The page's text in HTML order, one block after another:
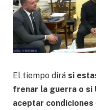
El tiempo dirá si
frenar la guerra o si
aceptar condiciones